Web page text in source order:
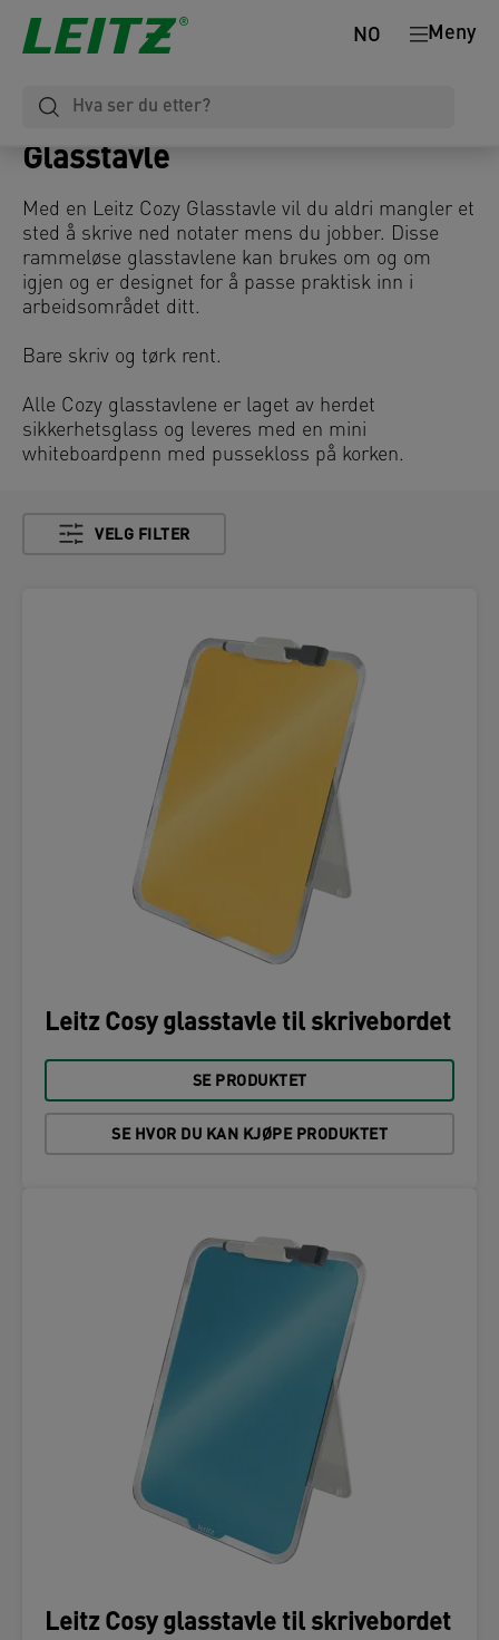
Meny
NO
Glasstavle
Med en Leitz Cozy Glasstavle vil du aldri mangler et
sted å skrive ned notater mens du jobber. Disse
rammeløse glasstavlene kan brukes om og om
igjen og er designet for å passe praktisk inn i
arbeidsområdet ditt.
Bare skriv og tørk rent.
Alle Cozy glasstavlene er laget av herdet
sikkerhetsglass og leveres med en mini
whiteboardpenn med pussekloss på korken.
VELG FILTER
Leitz Cosy glasstavle til skrivebordet
SE PRODUKTET
SE HVOR DU KAN KJØPE PRODUKTET
Leitz Cosy glasstavle til skrivebordet